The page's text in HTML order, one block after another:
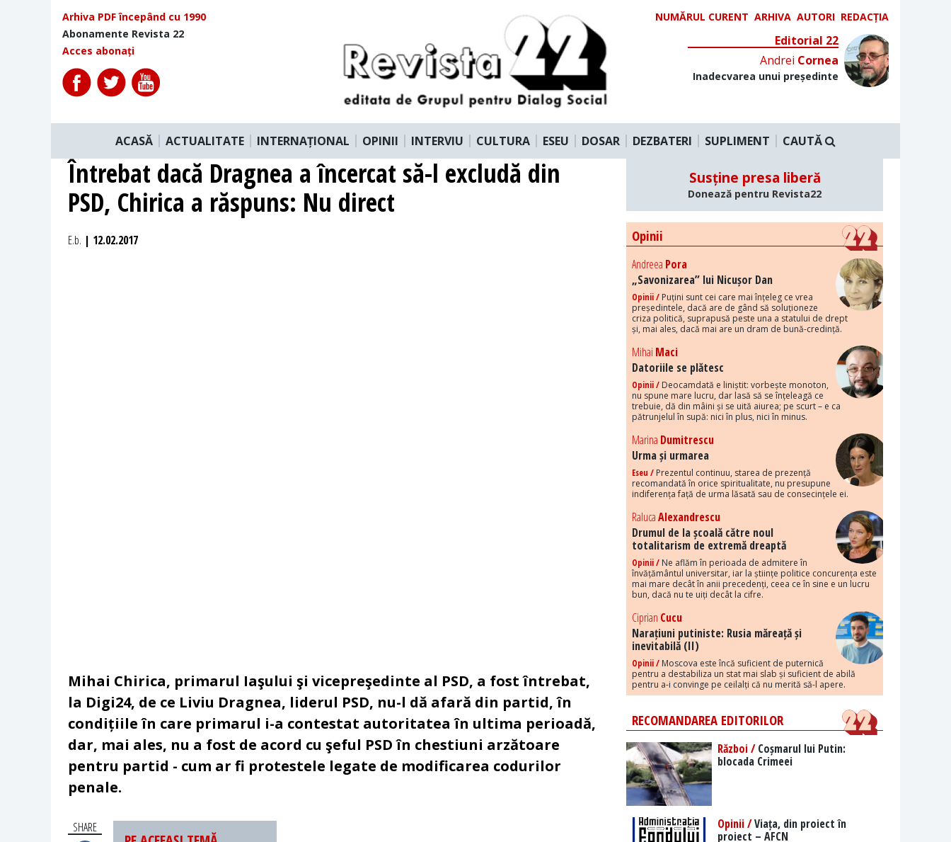
Arhiva PDF începând cu 1990
Abonamente Revista 22
Acces abonați
NUMĂRUL CURENT ARHIVA AUTORI REDACȚIA
Editorial 22
Andrei Cornea
Inadecvarea unui președinte
ACASĂ ACTUALITATE INTERNAȚIONAL OPINII INTERVIU CULTURA ESEU DOSAR DEZBATERI SUPLIMENT CAUTĂ
Întrebat dacă Dragnea a încercat să-l excludă din
PSD, Chirica a răspuns: Nu direct
E.b. | 12.02.2017
Mihai Chirica, primarul Iaşului şi vicepreşedinte al PSD, a fost întrebat,
la Digi24, de ce Liviu Dragnea, liderul PSD, nu-l dă afară din partid, în
condițiile în care primarul i-a contestat autoritatea în ultima perioadă,
dar, mai ales, nu a fost de acord cu şeful PSD în chestiuni arzătoare
pentru partid - cum ar fi protestele legate de modificarea codurilor
penale.
SHARE
Susține presa liberă
Donează pentru Revista22
Opinii
Andreea Pora
„Savonizarea” lui Nicușor Dan
Opinii / Puțini sunt cei care mai înțeleg ce vrea
președintele, dacă are de gând să soluționeze
criza politică, suprapusă peste una a statului de drept
și, mai ales, dacă mai are un dram de bună-credință.
Mihai Maci
Datoriile se plătesc
Opinii / Deocamdată e liniștit: vorbește monoton,
nu spune mare lucru, dar lasă să se înțeleagă ce
trebuie, dă din mâini și se uită aiurea; pe scurt – e ca
pătrunjelul în supă: nici în plus, nici în minus.
Marina Dumitrescu
Urma și urmarea
Eseu / Prezentul continuu, starea de prezență
recomandată în orice spiritualitate, nu presupune
indiferența față de urma lăsată sau de consecințele ei.
RalucaAlexandrescu
Drumul de la școală către noul
totalitarism de extremă dreaptă
Opinii / Ne aflăm în perioada de admitere în
învățământul universitar, iar la științe politice concurența este
mai mare decât în anii precedenți, ceea ce în sine e un lucru
bun, dacă nu te uiți decât la cifre.
Ciprian Cucu
Narațiuni putiniste: Rusia măreață și
inevitabilă (II)
Opinii / Moscova este încă suficient de puternică
pentru a destabiliza un stat mai slab și suficient de abilă
pentru a-i convinge pe ceilalți că nu merită să-l apere.
RECOMANDAREA EDITORILOR
Război /Coșmarul lui Putin:
blocada Crimeei
Opinii /Viața, din proiect în
proiect – AFCN